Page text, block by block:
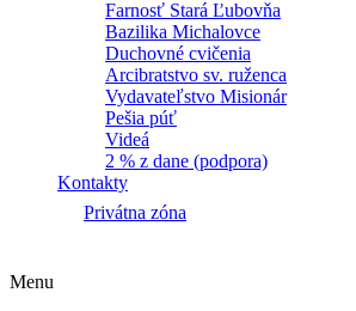
Farnosť Stará Ľubovňa
Bazilika Michalovce
Duchovné cvičenia
Arcibratstvo sv. ruženca
Vydavateľstvo Misionár
Pešia púť
Videá
2 % z dane (podpora)
Kontakty
Privátna zóna
Menu